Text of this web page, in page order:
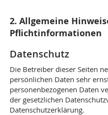
2. Allgemeine
Pflichtinformationen
Datenschutz
Die Betreiber dieser Seiten
persönlichen Daten sehr
personenbezogenen Daten
der gesetzlichen
Datenschutzerklärung.